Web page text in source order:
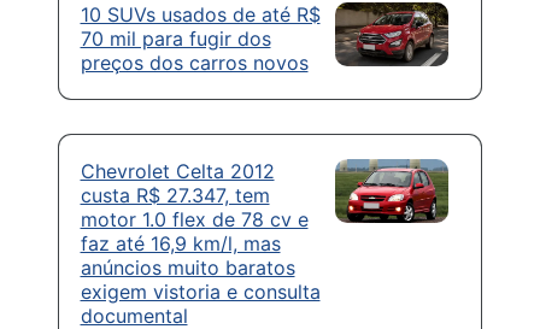
10 SUVs usados de até R$
70 mil para fugir dos
preços dos carros novos
Chevrolet Celta 2012
custa R$ 27.347, tem
motor 1.0 flex de 78 cv e
faz até 16,9 km/l, mas
anúncios muito baratos
exigem vistoria e consulta
documental